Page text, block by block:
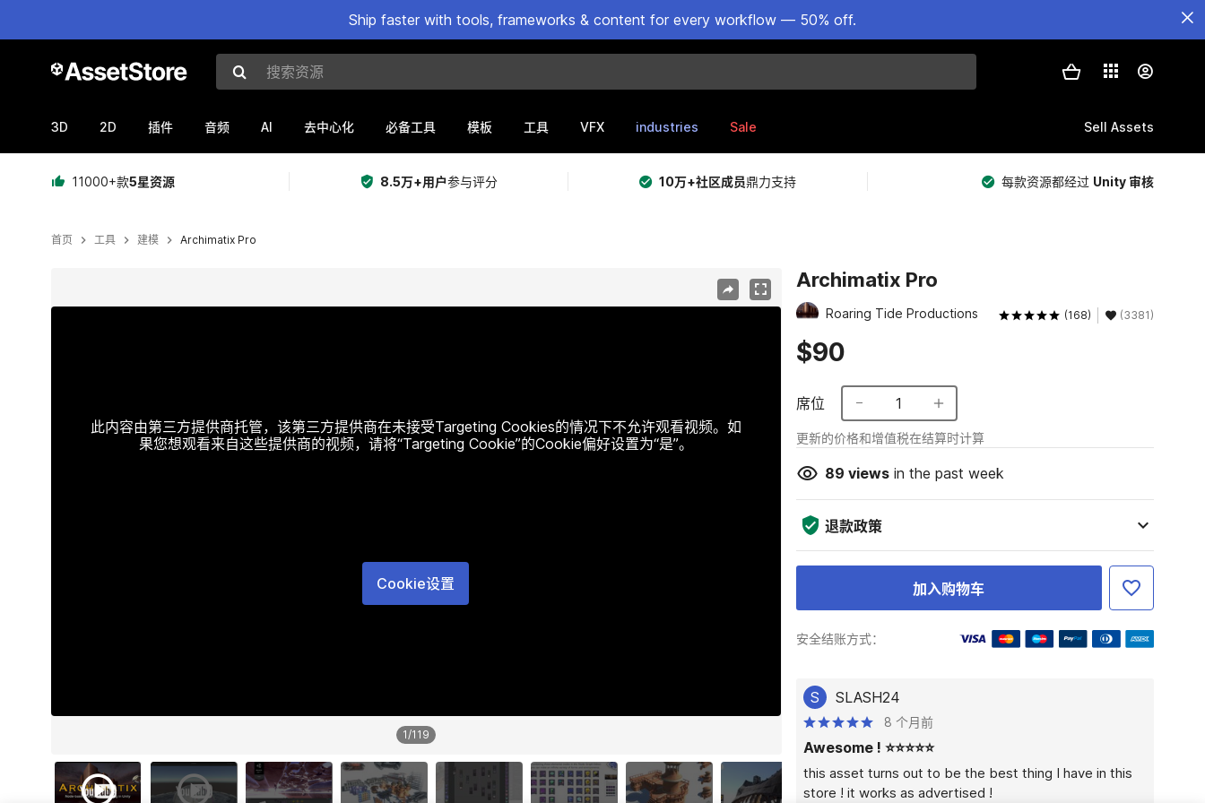
Ship faster with tools, frameworks & content for every workflow — 50% off.
搜索资源
3D 2D 插件 音频 AI 去中心化 必备工具 模板 工具 VFX industries Sale Sell Assets
11000+款5星资源 8.5万+用户参与评分 10万+社区成员鼎力支持 每款资源都经过 Unity 审核
首页 工具 建模 Archimatix Pro
此内容由第三方提供商托管，该第三方提供商在未接受Targeting Cookies的情况下不允许观看视频。如
果您想观看来自这些提供商的视频，请将“Targeting Cookie”的Cookie偏好设置为“是”。
Cookie设置
1/119
Archimatix Pro
Roaring Tide Productions (168) (3381)
$90
席位 1
更新的价格和增值税在结算时计算
89 viewsin the past week
退款政策
加入购物车
安全结账方式：
S SLASH24
8 个月前
Awesome ! ⭐⭐⭐⭐⭐
this asset turns out to be the best thing I have in this
store ! it works as advertised !